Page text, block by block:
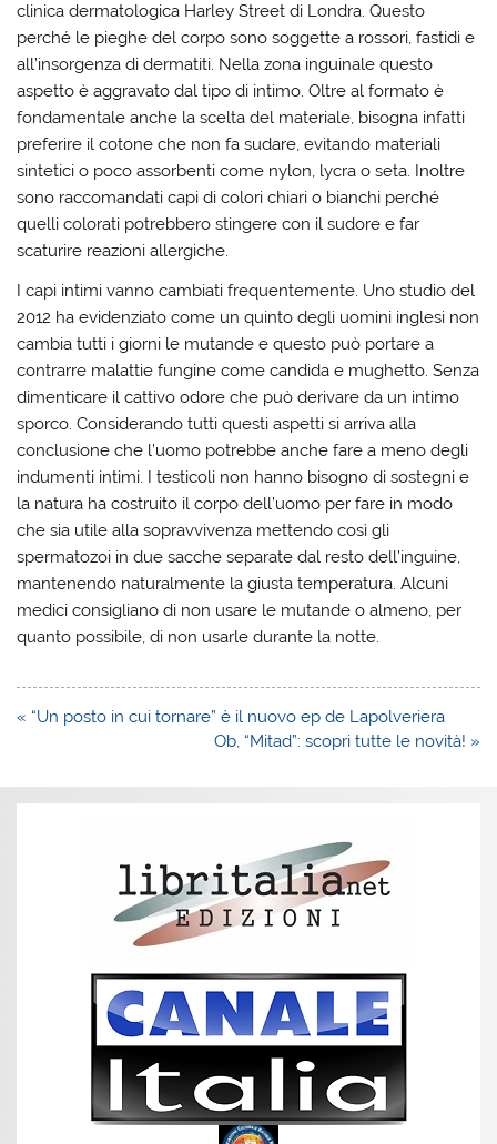
clinica dermatologica Harley Street di Londra. Questo
perché le pieghe del corpo sono soggette a rossori, fastidi e
all’insorgenza di dermatiti. Nella zona inguinale questo
aspetto è aggravato dal tipo di intimo. Oltre al formato è
fondamentale anche la scelta del materiale, bisogna infatti
preferire il cotone che non fa sudare, evitando materiali
sintetici o poco assorbenti come nylon, lycra o seta. Inoltre
sono raccomandati capi di colori chiari o bianchi perché
quelli colorati potrebbero stingere con il sudore e far
scaturire reazioni allergiche.
I capi intimi vanno cambiati frequentemente. Uno studio del
2012 ha evidenziato come un quinto degli uomini inglesi non
cambia tutti i giorni le mutande e questo può portare a
contrarre malattie fungine come candida e mughetto. Senza
dimenticare il cattivo odore che può derivare da un intimo
sporco. Considerando tutti questi aspetti si arriva alla
conclusione che l’uomo potrebbe anche fare a meno degli
indumenti intimi. I testicoli non hanno bisogno di sostegni e
la natura ha costruito il corpo dell’uomo per fare in modo
che sia utile alla sopravvivenza mettendo così gli
spermatozoi in due sacche separate dal resto dell’inguine,
mantenendo naturalmente la giusta temperatura. Alcuni
medici consigliano di non usare le mutande o almeno, per
quanto possibile, di non usarle durante la notte.
Navigazione
« “Un posto in cui tornare” è il nuovo ep de Lapolveriera
Ob, “Mitad”: scopri tutte le novità! »